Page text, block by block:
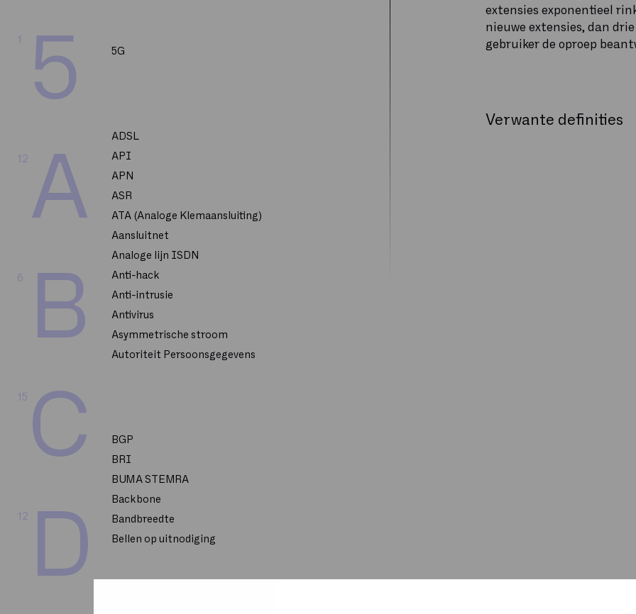
5
1
A
12
B
6
C
15
D
12
5G
ADSL
API
APN
ASR
ATA (Analoge Klemaansluiting)
Aansluitnet
Analoge lijn ISDN
Anti-hack
Anti-intrusie
Antivirus
Asymmetrische stroom
Autoriteit Persoonsgegevens
BGP
BRI
BUMA STEMRA
Backbone
Bandbreedte
Bellen op uitnodiging
extensies exponentieel
nieuwe extensies, dan
gebruiker de oproep
Verwante definities